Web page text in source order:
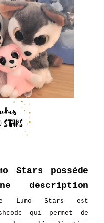
Stars possède
description
Lumo Stars est
qui permet de